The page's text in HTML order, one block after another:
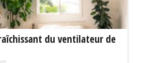
du ventilateur de